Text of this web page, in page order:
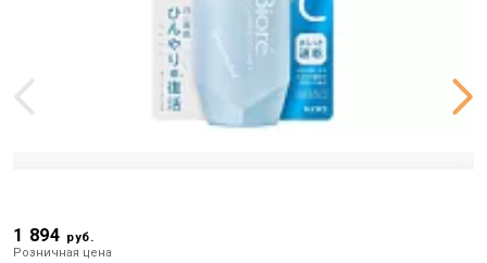
1 894 руб.
Розничная цена